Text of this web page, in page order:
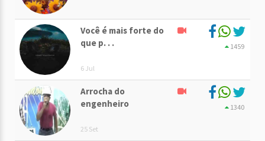
Você é mais forte do
que p. . .
6 Jul
1459
Arrocha do
engenheiro
25 Set
1340